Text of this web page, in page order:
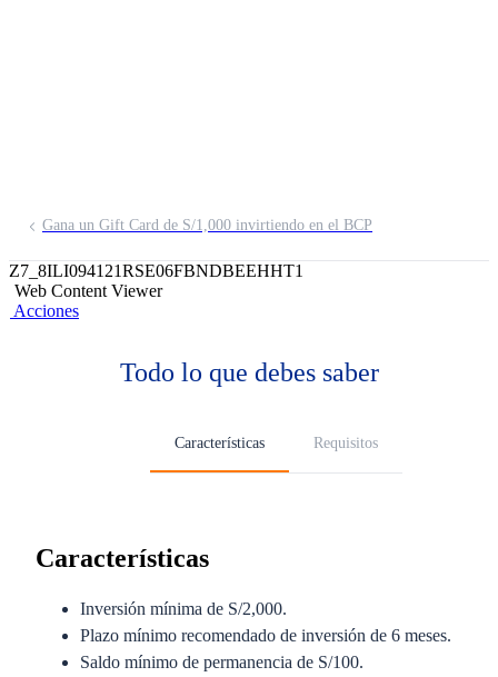
Gana un Gift Card de S/1,000 invirtiendo en el BCP
Z7_8ILI094121RSE06FBNDBEEHHT1
Web Content Viewer
Acciones
Todo lo que debes saber
Características Requisitos
Características
Inversión mínima de S/2,000.
Plazo mínimo recomendado de inversión de 6 meses.
Saldo mínimo de permanencia de S/100.